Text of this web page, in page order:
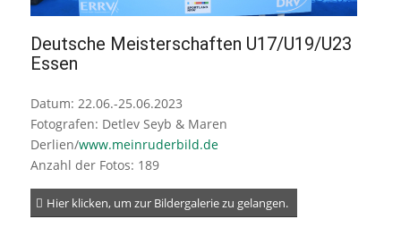
Deutsche Meisterschaften U17/U19/U23
Essen
Datum: 22.06.-25.06.2023
Fotografen: Detlev Seyb & Maren
Derlien/www.meinruderbild.de
Anzahl der Fotos: 189
Hier klicken, um zur Bildergalerie zu gelangen.